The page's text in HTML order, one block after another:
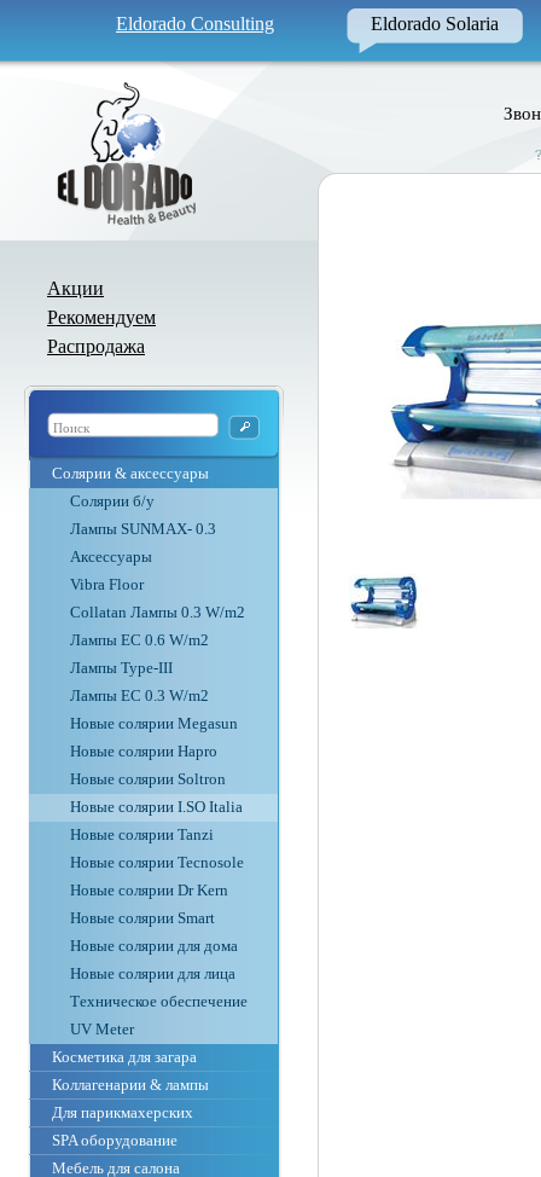
Eldorado Consulting Eldorado Solaria
Акции
Рекомендуем
Распродажа
Солярии & аксессуары
Солярии б/у
Лампы SUNMAX- 0.3
Аксессуары
Vibra Floor
Collatan Лампы 0.3 W/m2
Лампы ЕС 0.6 W/m2
Лампы Type-III
Лампы EC 0.3 W/m2
Новые солярии Megasun
Новые солярии Hapro
Новые солярии Soltron
Новые солярии I.SO Italia
Новые солярии Tanzi
Новые солярии Tecnosole
Новые солярии Dr Kern
Новые солярии Smart
Новые солярии для дома
Новые солярии для лица
Техническое обеспечение
UV Meter
Косметика для загара
Коллагенарии & лампы
Для парикмахерских
SPA оборудование
Мебель для салона